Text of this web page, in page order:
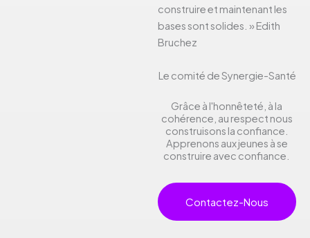
construire et maintenant les
bases sont solides. » Edith
Bruchez
Le comité de Synergie-Santé
Grâce à l'honnêteté, à la
cohérence, au respect nous
construisons la confiance.
Apprenons aux jeunes à se
construire avec confiance.
Contactez-Nous